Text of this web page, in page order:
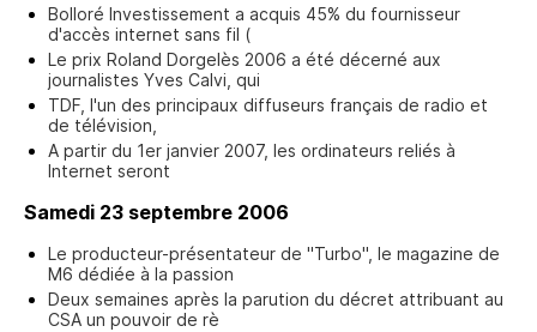
Bolloré Investissement a acquis 45% du fournisseur
d'accès internet sans fil (
Le prix Roland Dorgelès 2006 a été décerné aux
journalistes Yves Calvi, qui
TDF, l'un des principaux diffuseurs français de radio et
de télévision,
A partir du 1er janvier 2007, les ordinateurs reliés à
Internet seront
Samedi 23 septembre 2006
Le producteur-présentateur de "Turbo", le magazine de
M6 dédiée à la passion
Deux semaines après la parution du décret attribuant au
CSA un pouvoir de rè